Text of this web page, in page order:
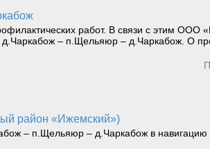
работ. В связи с этим ООО
д.Чаркабож – п.Щельяюр – д.Чаркабож. О
район «Ижемский»)
– п.Щельяюр – д.Чаркабож в навигацию